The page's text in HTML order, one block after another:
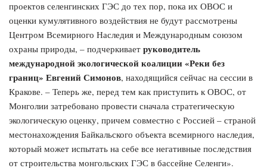
проектов селенгинских ГЭС до тех пор, пока их ОВОС и
оценки кумулятивного воздействия не будут рассмотрены
Центром Всемирного Наследия и Международным союзом
охраны природы, – подчеркивает руководитель
международной экологической коалиции «Реки без
границ» Евгений Симонов, находящийся сейчас на сессии в
Кракове. – Теперь же, перед тем как приступить к ОВОС, от
Монголии затребовано провести сначала стратегическую
экологическую оценку, причем совместно с Россией – страной
местонахождения Байкальского объекта всемирного наследия,
который может испытать на себе все негативные последствия
от строительства монгольских ГЭС в бассейне Селенги».